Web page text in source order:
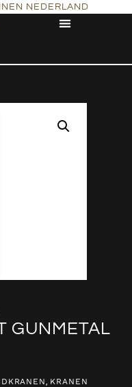
NEDERLAND
GUNMETAL
KRANEN